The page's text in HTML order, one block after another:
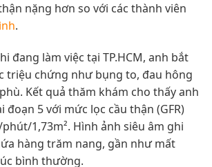
nặng hơn so với các thành viên
.
đang làm việc tại TP.HCM, anh bắt
triệu chứng như bụng to, đau hông
Kết quả thăm khám cho thấy anh
đoạn 5 với mức lọc cầu thận (GFR)
1,73m². Hình ảnh siêu âm ghi
hàng trăm nang, gần như mất
bình thường.